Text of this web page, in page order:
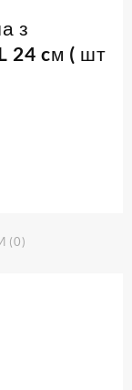
з
24 cм ( шт
(0)